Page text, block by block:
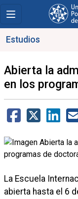
Estudios
Abierta la
en los
La Escuela
abierta hasta el 6